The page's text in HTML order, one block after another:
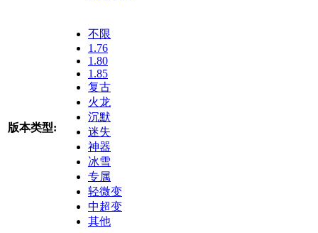
版本类型:
不限
1.76
1.80
1.85
复古
火龙
沉默
迷失
神器
冰雪
专属
轻微变
中超变
其他